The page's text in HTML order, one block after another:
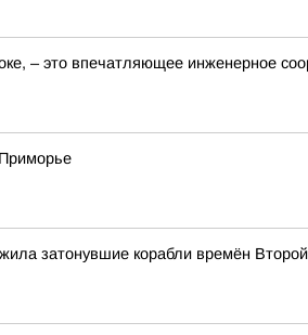
– это впечатляющее инженерное
затонувшие корабли времён